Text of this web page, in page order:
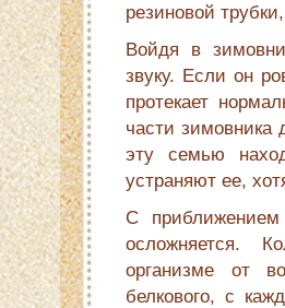
резиновой
Войдя в
звуку. Если он
протекает
части зимовника
эту семью
устраняют ее,
С
осложняется.
организме от
белкового, с